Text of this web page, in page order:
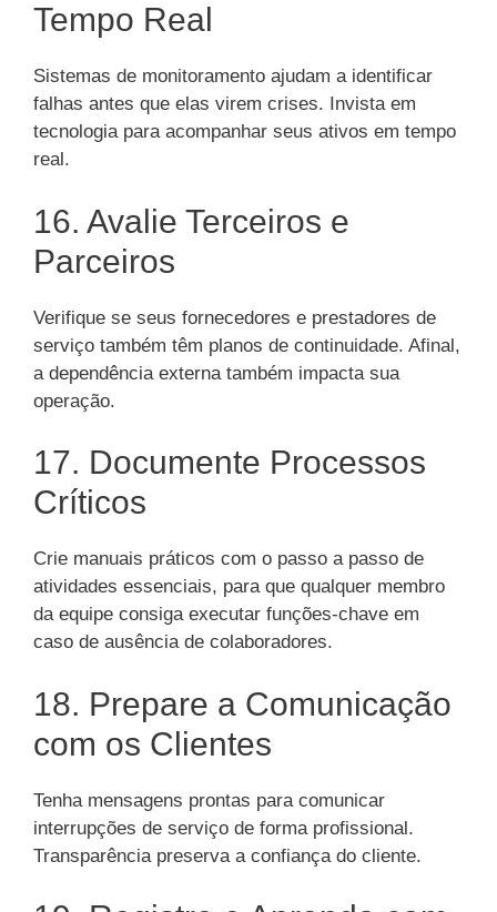
Tempo Real
Sistemas de monitoramento ajudam a identificar
falhas antes que elas virem crises. Invista em
tecnologia para acompanhar seus ativos em tempo
real.
16. Avalie Terceiros e
Parceiros
Verifique se seus fornecedores e prestadores de
serviço também têm planos de continuidade. Afinal,
a dependência externa também impacta sua
operação.
17. Documente Processos
Críticos
Crie manuais práticos com o passo a passo de
atividades essenciais, para que qualquer membro
da equipe consiga executar funções-chave em
caso de ausência de colaboradores.
18. Prepare a Comunicação
com os Clientes
Tenha mensagens prontas para comunicar
interrupções de serviço de forma profissional.
Transparência preserva a confiança do cliente.